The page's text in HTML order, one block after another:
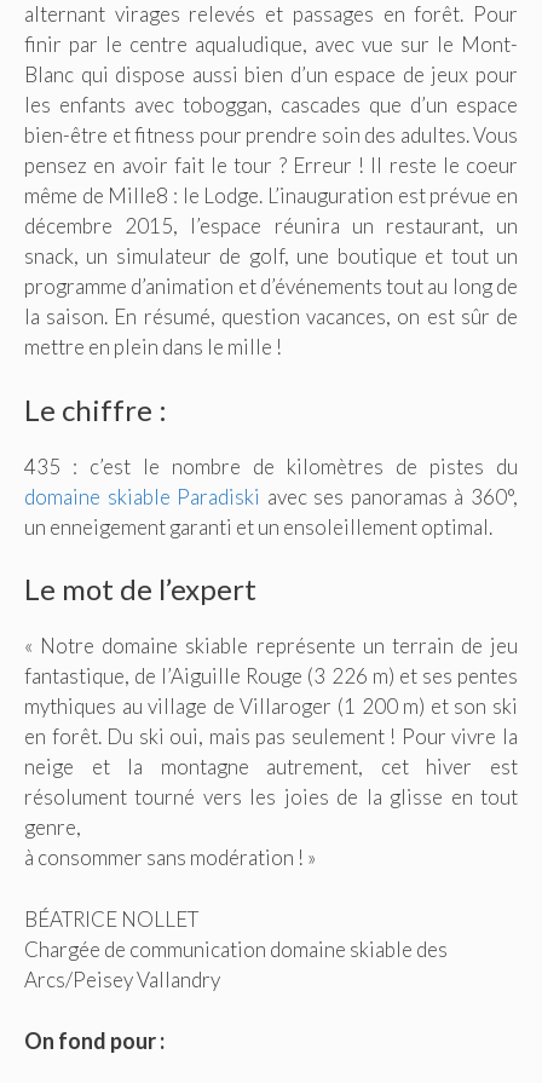
alternant virages relevés et passages en forêt. Pour
finir par le centre aqualudique, avec vue sur le Mont-
Blanc qui dispose aussi bien d’un espace de jeux pour
les enfants avec toboggan, cascades que d’un espace
bien-être et fitness pour prendre soin des adultes. Vous
pensez en avoir fait le tour ? Erreur ! Il reste le coeur
même de Mille8 : le Lodge. L’inauguration est prévue en
décembre 2015, l’espace réunira un restaurant, un
snack, un simulateur de golf, une boutique et tout un
programme d’animation et d’événements tout au long de
la saison. En résumé, question vacances, on est sûr de
mettre en plein dans le mille !
Le chiffre :
435 : c’est le nombre de kilomètres de pistes du
domaine skiable Paradiski avec ses panoramas à 360°,
un enneigement garanti et un ensoleillement optimal.
Le mot de l’expert
« Notre domaine skiable représente un terrain de jeu
fantastique, de l’Aiguille Rouge (3 226 m) et ses pentes
mythiques au village de Villaroger (1 200 m) et son ski
en forêt. Du ski oui, mais pas seulement ! Pour vivre la
neige et la montagne autrement, cet hiver est
résolument tourné vers les joies de la glisse en tout
genre,
à consommer sans modération ! »
BÉATRICE NOLLET
Chargée de communication domaine skiable des
Arcs/Peisey Vallandry
On fond pour :